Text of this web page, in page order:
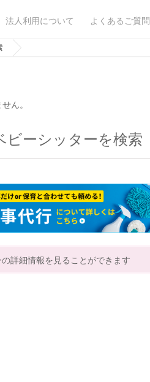
法人利用について よくあるご質問
ん。
ビーシッターを検索
詳細情報を見ることができます